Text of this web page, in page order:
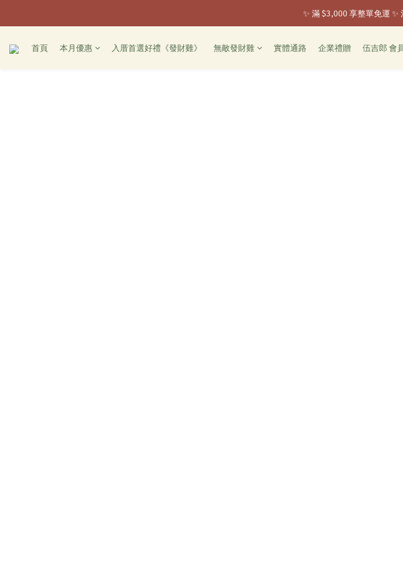
✨ 全家取貨新登場 ✨
✨ 滿 $3,000 享整單免運 ✨
首頁 本月優惠 入厝首選好禮《發財雞》 無敵發財雞 實體通路 企業禮贈 伍吉郎 會